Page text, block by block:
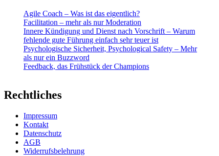
Agile Coach – Was ist das eigentlich?
Facilitation – mehr als nur Moderation
Innere Kündigung und Dienst nach Vorschrift – Warum
fehlende gute Führung einfach sehr teuer ist
Psychologische Sicherheit, Psychological Safety – Mehr
als nur ein Buzzword
Feedback, das Frühstück der Champions
Rechtliches
Impressum
Kontakt
Datenschutz
AGB
Widerrufsbelehrung